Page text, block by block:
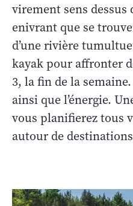
virement sens dessus
enivrant que se
d’une rivière
kayak pour affronter
3, la fin de la
ainsi que l’énergie.
vous planifierez tous
autour de